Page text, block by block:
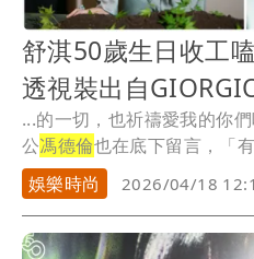
舒淇50歲生日收工
透視裝出自
...的一切，也祈禱愛我的你
公馮德倫也在底下留言，「
愛心...
娛樂時尚 2026/04/18